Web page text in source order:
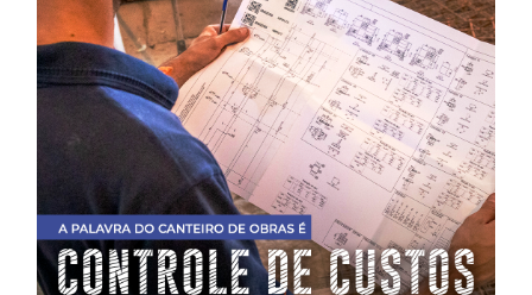
DEPOIMENTOS
NOTÍCIAS
CONTATO